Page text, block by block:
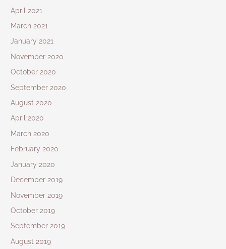
April 2021
March 2021
January 2021
November 2020
October 2020
September 2020
August 2020
April 2020
March 2020
February 2020
January 2020
December 2019
November 2019
October 2019
September 2019
August 2019